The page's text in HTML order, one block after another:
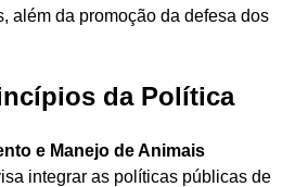
além da promoção da defesa dos
da Política
e Manejo de Animais
integrar as políticas públicas de